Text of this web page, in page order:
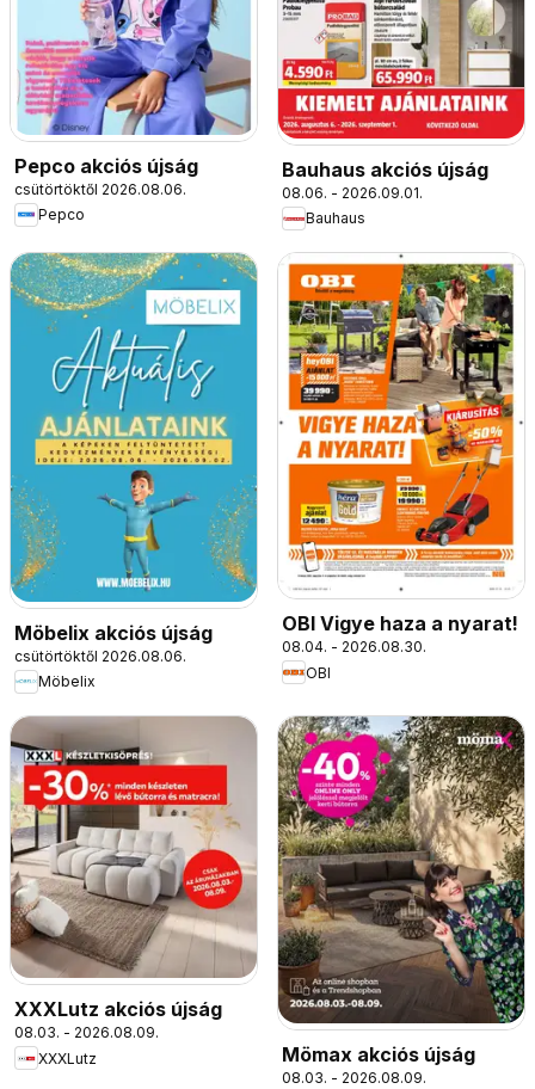
Pepco akciós újság
csütörtöktől 2026.08.06.
Pepco
Bauhaus akciós újság
08.06. - 2026.09.01.
Bauhaus
Möbelix akciós újság
csütörtöktől 2026.08.06.
Möbelix
OBI Vigye haza a nyarat!
08.04. - 2026.08.30.
OBI
XXXLutz akciós újság
08.03. - 2026.08.09.
XXXLutz
Mömax akciós újság
08.03. - 2026.08.09.